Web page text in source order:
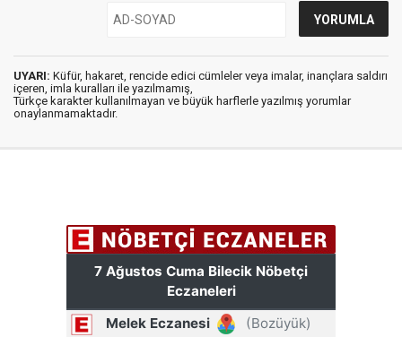
UYARI: Küfür, hakaret, rencide edici cümleler veya imalar, inançlara saldırı
içeren, imla kuralları ile yazılmamış,
Türkçe karakter kullanılmayan ve büyük harflerle yazılmış yorumlar
onaylanmamaktadır.